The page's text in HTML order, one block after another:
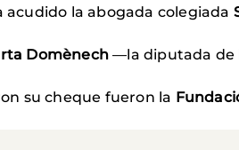
acudido la abogada colegiada
Domènech —la diputada de
su cheque fueron la